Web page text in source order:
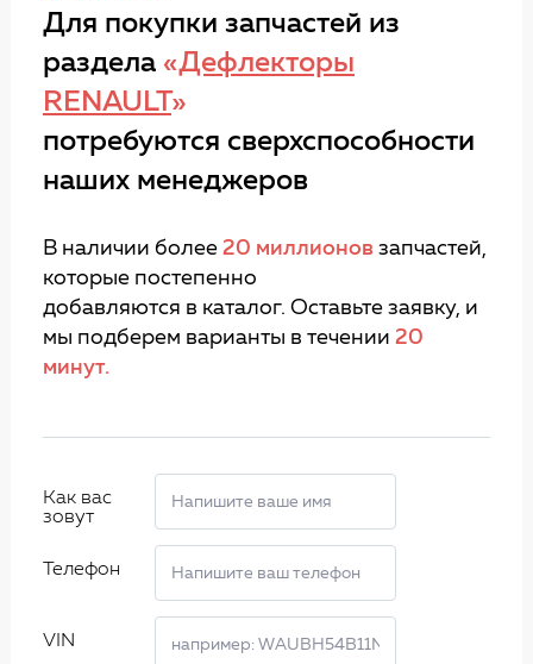
Для покупки запчастей из
раздела «Дефлекторы
RENAULT»
потребуются сверхспособности
наших менеджеров
В наличии более 20 миллионов запчастей,
которые постепенно
добавляются в каталог. Оставьте заявку, и
мы подберем варианты в течении 20
минут.
Как вас
зовут
Телефон
VIN